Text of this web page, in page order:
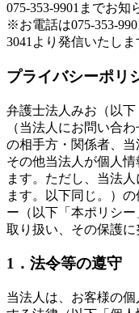
075-353-9901までお知
※お電話は075-353-
3041より発信いたしま
プライバシーポリ
弁護士法人みお（以
（当法人にお問い合
の相手方・関係者、当
その他当法人が個人
ます。ただし、当法
ます。以下同じ。）
ー（以下「本ポリシ
取り扱い、その保護に
1．法令等の遵守
当法人は、お客様の